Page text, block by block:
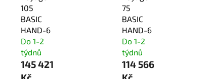
105
BASIC
HAND-6
Do 1-2
týdnů
145 421
75
BASIC
HAND-6
Do 1-2
týdnů
114 566